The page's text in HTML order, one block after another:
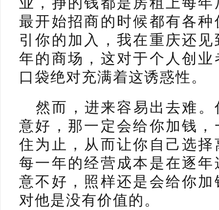
最开始招商的时候都有各
引你的加入，我在重庆还
年的商场，这对于个人创
口袋绝对充满着这诱惑性。
然而，进来容易出去难
意好，那一定会给你加钱
住为止，从而让你自己选
每一年的经营成本是在逐
意不好，照样还是会给你
对他是没有价值的。